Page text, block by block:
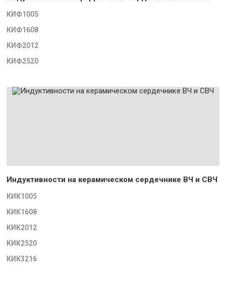
КИФ1005
КИФ1608
КИФ2012
КИФ2520
Индуктивности на керамическом сердечнике ВЧ и СВЧ
КИК1005
КИК1608
КИК2012
КИК2520
КИК3216